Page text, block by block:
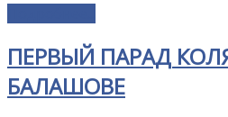
ПЕРВЫЙ ПАРАД
БАЛАШОВЕ